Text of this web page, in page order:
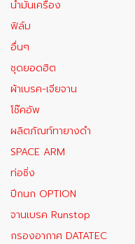
น้ำมันเครื่อง
ฟิล์ม
อื่นๆ
ชุดยอดฮิต
ผ้าเบรค-เจียจาน
โช๊คอัพ
ผลิตภัณท์ทายางดำ
SPACE ARM
ท่อซิ่ง
ปีกนก OPTION
จานเบรค Runstop
กรองอากาศ DATATEC